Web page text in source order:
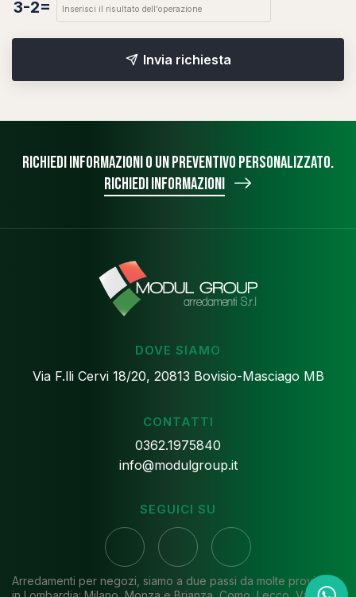
3-2=
Invia richiesta
Richiedi informazioni o un preventivo personalizzato.
Richiedi informazioni
DOVE SIAMO
Via F.lli Cervi 18/20, 20813 Bovisio-Masciago MB
CONTATTI
0362.1975840
info@modulgroup.it
SEGUICI SU
Arredamenti per negozi, siamo a due passi da molte province